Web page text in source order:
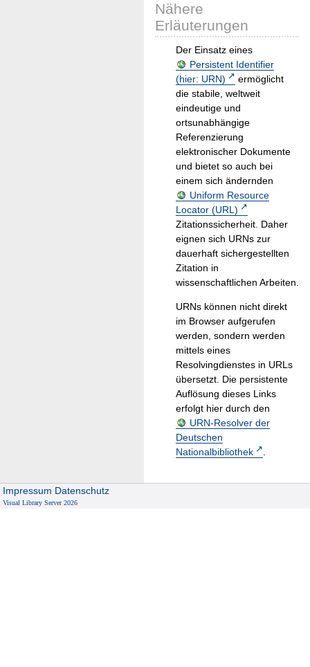
Nähere
Erläuterungen
Der Einsatz eines
Persistent Identifier
(hier: URN)
ermöglicht
die stabile, weltweit
eindeutige und
ortsunabhängige
Referenzierung
elektronischer Dokumente
und bietet so auch bei
einem sich ändernden
Uniform Resource
Locator (URL)
Zitationssicherheit. Daher
eignen sich URNs zur
dauerhaft sichergestellten
Zitation in
wissenschaftlichen Arbeiten.
URNs können nicht direkt
im Browser aufgerufen
werden, sondern werden
mittels eines
Resolvingdienstes in URLs
übersetzt. Die persistente
Auflösung dieses Links
erfolgt hier durch den
URN-Resolver der
Deutschen
Nationalbibliothek
.
Impressum Datenschutz
Visual Library Server 2026